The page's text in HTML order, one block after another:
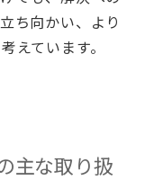
ち向かい、より
えています。
主な取り扱